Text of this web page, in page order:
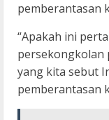
pemberantasan
“Apakah ini
persekongkolan
yang kita sebut
pemberantasan